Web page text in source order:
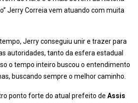
Jerry Correia vem atuando com muita
Jerry conseguiu unir e trazer para
autoridades, tanto da esfera estadual
o tempo inteiro buscou o entendimento
buscando sempre o melhor caminho.
ponto forte do atual prefeito de Assis